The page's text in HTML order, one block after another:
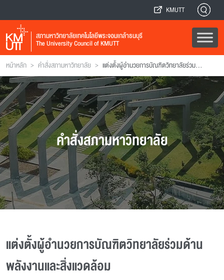
KMUTT
สภามหาวิทยาลัยเทคโนโลยีพระจอมเกล้าธนบุรี
The University Council of KMUTT
หน้าหลัก > คำสั่งสภามหาวิทยาลัย > แต่งตั้งผู้อํานวยการบัณฑิตวิทยาลัยร่วมด้านพลังงานและสิ่งแวดล้อม
คำสั่งสภามหาวิทยาลัย
แต่งตั้งผู้อํานวยการบัณฑิตวิทยาลัยร่วมด้าน
พลังงานและสิ่งแวดล้อม